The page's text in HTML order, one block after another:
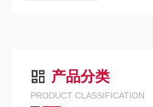
产品分类
PRODUCT CLASSIFICATION